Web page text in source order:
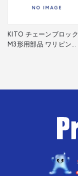
KITO チェーンブロック
M3形用部品 ワリピン